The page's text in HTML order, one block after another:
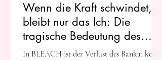
Wenn die Kraft schwindet,
bleibt nur das Ich: Die
tragische Bedeutung des
Bankai in BLEACH
In BLEACH ist der Verlust des Bankai kein